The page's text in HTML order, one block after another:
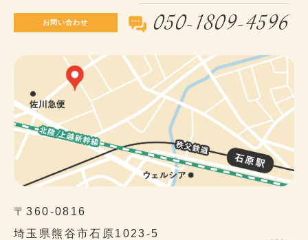
お問い合わせ 050-1809-4596
〒360-0816
埼玉県熊谷市石原1023-5